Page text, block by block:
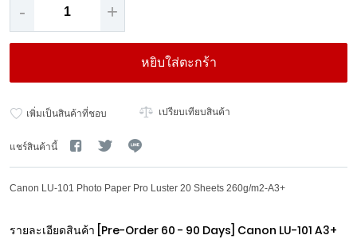
- +
หยิบใส่ตะกร้า
เพิ่มเป็นสินค้าที่ชอบ เปรียบเทียบสินค้า
แชร์สินค้านี้
Canon LU-101 Photo Paper Pro Luster 20 Sheets 260g/m2-A3+
รายละเอียดสินค้า [Pre-Order 60 - 90 Days] Canon LU-101 A3+